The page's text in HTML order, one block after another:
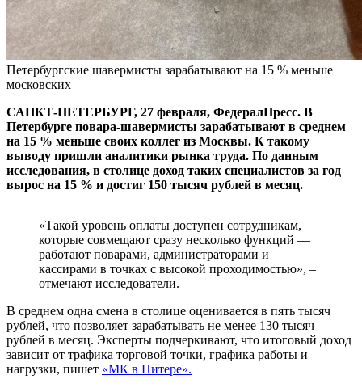
Петербургские шавермисты зарабатывают на 15 % меньше
московских
САНКТ-ПЕТЕРБУРГ, 27 февраля, ФедералПресс. В
Петербурге повара-шавермисты зарабатывают в среднем
на 15 % меньше своих коллег из Москвы. К такому
выводу пришли аналитики рынка труда. По данным
исследования, в столице доход таких специалистов за год
вырос на 15 % и достиг 150 тысяч рублей в месяц.
«Такой уровень оплаты доступен сотрудникам,
которые совмещают сразу несколько функций —
работают поварами, администраторами и
кассирами в точках с высокой проходимостью», –
отмечают исследователи.
В среднем одна смена в столице оценивается в пять тысяч
рублей, что позволяет зарабатывать не менее 130 тысяч
рублей в месяц. Эксперты подчеркивают, что итоговый доход
зависит от трафика торговой точки, графика работы и
нагрузки, пишет «МК в Питере».